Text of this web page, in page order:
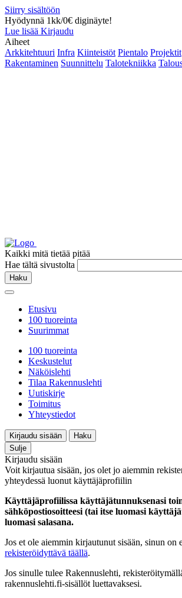
Siirry sisältöön
Hyödynnä 1kk/0€ diginäyte!
Lue lisää Kirjaudu
Aiheet
Arkkitehtuuri Infra Kiinteistöt Pientalo Projektit
Rakentaminen Suunnittelu Talotekniikka
Kaikki mitä tietää pitää
Hae tältä sivustolta
Haku
Etusivu
100 tuoreinta
Suurimmat
100 tuoreinta
Keskustelut
Näköislehti
Tilaa Rakennuslehti
Uutiskirje
Toimitus
Yhteystiedot
Kirjaudu sisään
Haku
Sulje
Kirjaudu sisään
Voit kirjautua sisään, jos olet jo aiemmin
yhteydessä luonut käyttäjäprofiilin
Käyttäjäprofiilissa käyttäjätunnuksenasi
sähköpostiosoitteesi (tai itse luomasi
luomasi salasana.
Jos et ole aiemmin kirjautunut sisään, sinun on
rekisteröidyttävä täällä.
Jos sinulle tulee Rakennuslehti,
rakennuslehti.fi-sisällöt luettavaksesi.